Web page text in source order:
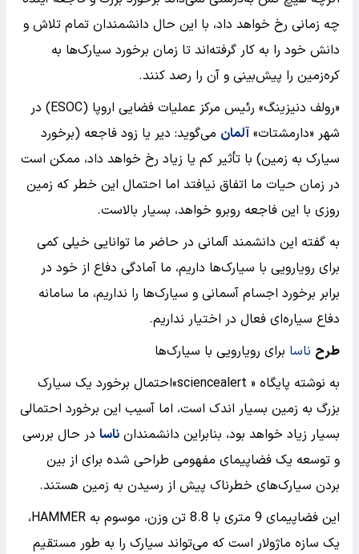
چه زمانی رخ خواهد داد، با این حال دانشمندان تمام تلاش و
دانش خود را به کار گرفته‌اند تا زمان برخورد سیارک‌ها به
کره‌زمین را پیش‌بینی و آن را رصد کنند.
«رولف دنیزینگ» رئیس مرکز عملیات فضایی اروپا (ESOC) در
شهر «دارمشتات» آلمان
می‌‎گوید: دیر یا زود فاجعه (برخورد
سیارک به زمین) با تأثیر کم یا زیاد رخ خواهد داد، ممکن است
در زمان حیات ما اتفاق نیافتد اما احتمال این خطر که زمین
روزی با این فاجعه روبرو خواهد، بسیار بالاست.
به گفته این دانشمند آلمانی در حاضر ما توانایی خیلی کمی
برای رویارویی با سیارک‌ها داریم، ما آمادگی دفاع از خود در
برابر برخورد اجسام آسمانی و سیارک‌ها را نداریم، ما سامانه
دفاع سیاره‌ای فعال در اختیار نداریم.
طرح ناسا برای رویارویی با سیارک‌ها
به نوشته پایگاه « sciencealert»احتمال برخورد یک سیارک
بزرگ به زمین بسیار اندک است، اما آسیب این برخورد احتمالی
بسیار زیاد خواهد بود، بنابراین دانشمندان ناسا در حال بررسی
و توسعه یک فضاپیمای مفهومی طراحی شده برای از بین
بردن سیارک‌های خطرناک پیش از رسیدن به زمین هستند.
این فضاپیمای 9 متری با 8.8 تن وزن، موسوم به HAMMER،
یک سازه ماژولار است که می‌تواند سیارک را به طور مستقیم